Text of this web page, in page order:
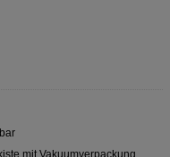
mit Vakuumverpackung